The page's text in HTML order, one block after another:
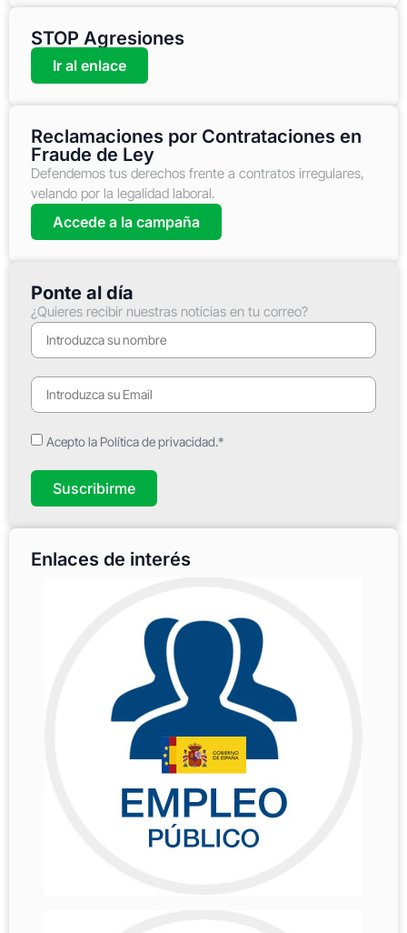
STOP Agresiones
Ir al enlace
Reclamaciones por Contrataciones en
Fraude de Ley
Defendemos tus derechos frente a contratos irregulares,
velando por la legalidad laboral.
Accede a la campaña
Ponte al día
¿Quieres recibir nuestras noticias en tu correo?
Acepto la Política de privacidad.*
Suscribirme
Enlaces de interés